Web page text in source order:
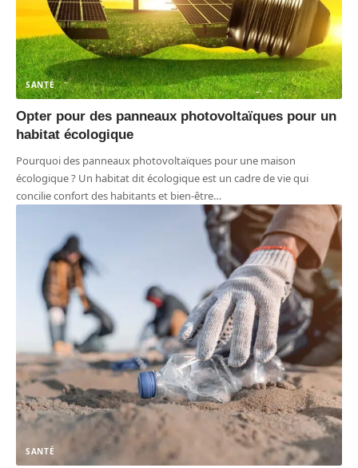
SANTÉ
Opter pour des panneaux photovoltaïques pour un
habitat écologique
Pourquoi des panneaux photovoltaïques pour une maison
écologique ? Un habitat dit écologique est un cadre de vie qui
concilie confort des habitants et bien-être…
SANTÉ